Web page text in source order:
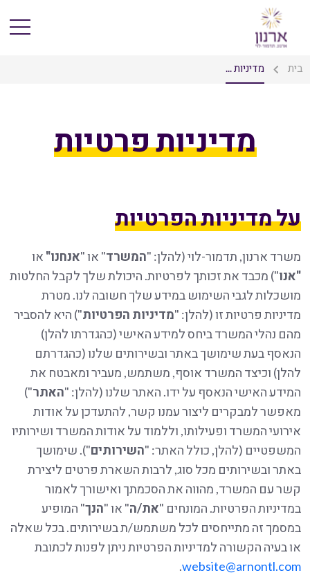
בית מדיניות ...
מדיניות פרטיות
על מדיניות הפרטיות
משרד ארנון, תדמור-לוי (להלן: "המשרד" או "אנחנו" או
"אנו") מכבד את זכותך לפרטיות. היכולת שלך לקבל החלטות
מושכלות לגבי השימוש במידע שלך חשובה לנו. מטרת
מדיניות פרטיות זו (להלן: "מדיניות הפרטיות") היא להסביר
מהם נהלי המשרד ביחס למידע האישי (כהגדרתו להלן)
הנאסף בעת שימושך באתר ובשירותים שלנו (כהגדרתם
להלן) וכיצד המשרד אוסף, משתמש, מעביר ומאבטח את
המידע האישי הנאסף על ידו. האתר שלנו (להלן: "האתר")
מאפשר למבקרים ליצור עמנו קשר, להתעדכן על אודות
אירועי המשרד ופעילותו, וללמוד על אודות המשרד ושירותיו
המשפטיים (להלן, כולל האתר: "השירותים"). שימושך
באתר ובשירותים מכל סוג, לרבות השארת פרטים ליצירת
קשר עם המשרד, מהווה את הסכמתך ואישורך לאמור
במדיניות הפרטיות. המונחים "את/ה" או "הנך" המופיע
במסמך זה מתייחסים לכל משתמש/ת בשירותים. בכל שאלה
או בעיה הקשורה למדיניות הפרטיות ניתן לפנות לכתובת
website@arnontl.com
.